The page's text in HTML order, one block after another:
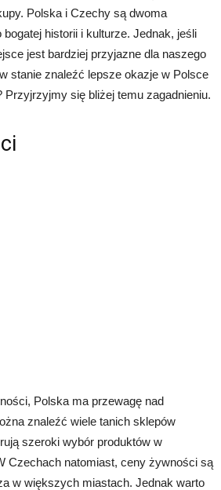
Polska i Czechy są dwoma
historii i kulturze. Jednak, jeśli
jest bardziej przyjazne dla naszego
stanie znaleźć lepsze okazje w Polsce
się bliżej temu zagadnieniu.
Polska ma przewagę nad
znaleźć wiele tanich sklepów
szeroki wybór produktów w
Czechach natomiast, ceny żywności są
w większych miastach. Jednak warto